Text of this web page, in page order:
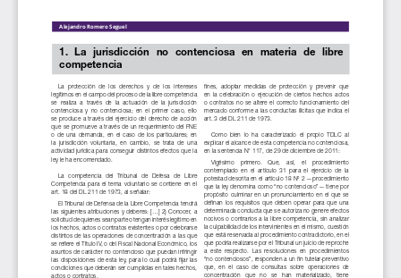
Alejandro Romero Seguel
1.  La  jurisdicción  no  contenciosa  en  materia  de  libre
competencia
La  protección  de  los  derechos  y  de  los  intereses
legítimos en el campo del proceso de la libre competencia
se  realiza  a  través  de  la  actuación  de  la  jurisdicción
contenciosa  y  no  contenciosa;  en  el  primer  caso,  ello
se produce a través del ejercicio del derecho de acción
que se promueve a través de un requerimiento del FNE
o  de  una  demanda,  en  el  caso  de  los  particulares;  en
la  jurisdicción  voluntaria,  en  cambio,  se  trata  de  una
actividad jurídica para conseguir distintos efectos que la
ley le ha encomendado.
La  competencia  del  Tribunal  de  Defesa  de  Libre
Competencia  para  el  tema  voluntario  se  contiene  en  el
art. 18 del DL 211 de 1973, al señalar:
El Tribunal de Defensa de la Libre Competencia tendrá
las siguientes atribuciones y deberes: [...] 2) Conocer, a
solicitud de quienes sean parte o tengan interés legítimo en
los hechos, actos o contratos existentes o por celebrarse
distintos de las operaciones de concentración a las que
se refiere el Título IV, o del Fiscal Nacional Económico, los
asuntos de carácter no contencioso que puedan infringir
las disposiciones de esta ley, para lo cual podrá fijar las
condiciones que deberán ser cumplidas en tales hechos,
actos o contratos.
fines,  adoptar  medidas  de  protección  y  prevenir  que
en  la  celebración  o  ejecución  de  ciertos  hechos  actos
o  contratos  no  se  altere  el  correcto  funcionamiento  del
mercado conforme a las conductas ilícitas que indica el
art. 3 del DL 211 de 1973.
Como  bien  lo  ha  caracterizado  el  propio  TDLC  al
explicar el alcance de esta competencia no contenciosa,
en la sentencia N° 117, de 29 de diciembre de 2011:
Vigésimo    primero.    Que,    así,    el    procedimiento
contemplado  en  el  artículo  31  para  el  ejercicio  de  la
potestad descrita en el artículo 18 Nº 2 —procedimiento
que la ley denomina como “no contencioso”— tiene por
propósito culminar en un pronunciamiento en el que se
definan  los  requisitos  que  deben  operar  para  que  una
determinada conducta que se autoriza no genere efectos
nocivos o contrarios a la libre competencia, sin analizar
la culpabilidad de los intervinientes en el mismo, cuestión
que está reservada al procedimiento contradictorio, en el
que podría realizarse por el Tribunal un juicio de reproche
a  este  respecto.  Las  resoluciones  en  procedimientos
“no contenciosos”, responden a un fin tutelar-preventivo
que,  en  el  caso  de  consultas  sobre  operaciones  de
concentración   que   no   se   han   materializado,   tiene